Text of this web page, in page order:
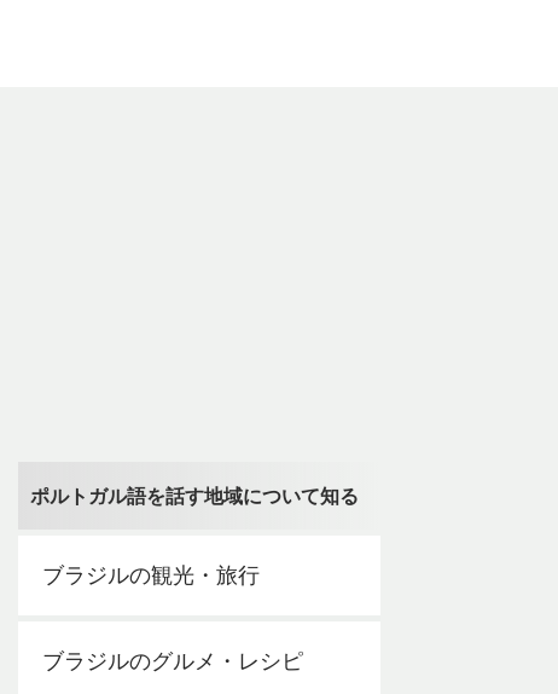
ポルトガル語を話す地域について知る
ブラジルの観光・旅行
ブラジルのグルメ・レシピ